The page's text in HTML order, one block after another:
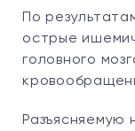
По
острые
головного
Разъясняемую